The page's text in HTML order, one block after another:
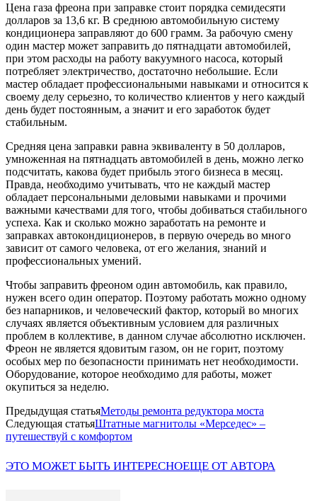
Цена газа фреона при заправке стоит порядка семидесяти
долларов за 13,6 кг. В среднюю автомобильную систему
кондиционера заправляют до 600 грамм. За рабочую смену
один мастер может заправить до пятнадцати автомобилей,
при этом расходы на работу вакуумного насоса, который
потребляет электричество, достаточно небольшие. Если
мастер обладает профессиональными навыками и относится к
своему делу серьезно, то количество клиентов у него каждый
день будет постоянным, а значит и его заработок будет
стабильным.
Средняя цена заправки равна эквиваленту в 50 долларов,
умноженная на пятнадцать автомобилей в день, можно легко
подсчитать, какова будет прибыль этого бизнеса в месяц.
Правда, необходимо учитывать, что не каждый мастер
обладает персональными деловыми навыками и прочими
важными качествами для того, чтобы добиваться стабильного
успеха. Как и сколько можно заработать на ремонте и
заправках автокондиционеров, в первую очередь во много
зависит от самого человека, от его желания, знаний и
профессиональных умений.
Чтобы заправить фреоном один автомобиль, как правило,
нужен всего один оператор. Поэтому работать можно одному
без напарников, и человеческий фактор, который во многих
случаях является объективным условием для различных
проблем в коллективе, в данном случае абсолютно исключен.
Фреон не является ядовитым газом, он не горит, поэтому
особых мер по безопасности принимать нет необходимости.
Оборудование, которое необходимо для работы, может
окупиться за неделю.
Предыдущая статьяМетоды ремонта редуктора моста
Следующая статьяШтатные магнитолы «Мерседес» –
путешествуй с комфортом
ЭТО МОЖЕТ БЫТЬ ИНТЕРЕСНОЕЩЕ ОТ АВТОРА